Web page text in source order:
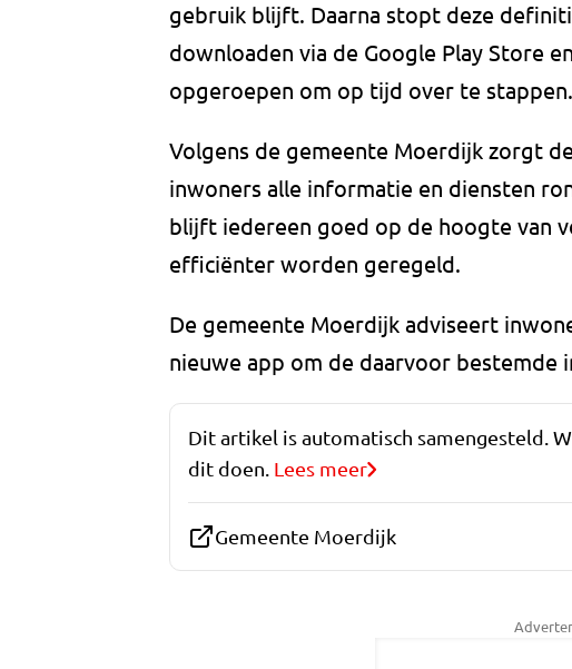
gebruik blijft. Daarna stopt deze
downloaden via de Google Play Store
opgeroepen om op tijd over te stappen.
Volgens de gemeente Moerdijk zorgt
inwoners alle informatie en diensten
blijft iedereen goed op de hoogte van
efficiënter worden geregeld.
De gemeente Moerdijk adviseert
nieuwe app om de daarvoor bestemde
Dit artikel is automatisch samengesteld.
dit doen. Lees meer
Gemeente Moerdijk